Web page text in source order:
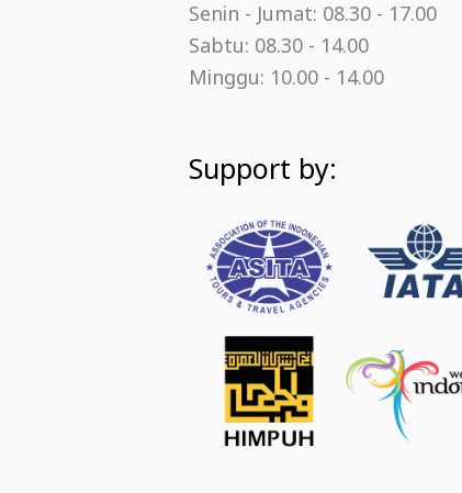
Senin - Jumat: 08.30 - 17.00
Sabtu: 08.30 - 14.00
Minggu: 10.00 - 14.00
Support by: